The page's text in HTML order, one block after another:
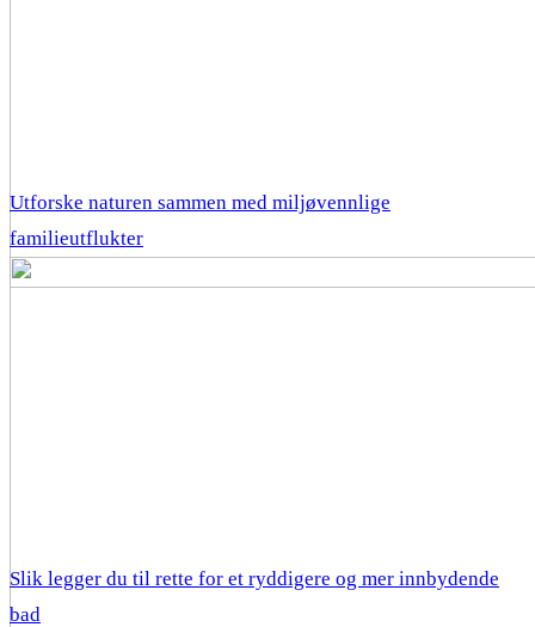
Utforske naturen sammen med miljøvennlige
familieutflukter
Slik legger du til rette for et ryddigere og mer innbydende
bad